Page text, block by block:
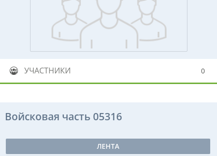
УЧАСТНИКИ 0
Войсковая часть 05316
ЛЕНТА